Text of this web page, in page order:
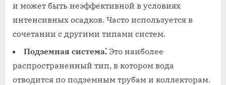
и может быть неэффективной в условиях
интенсивных осадков. Часто используется в
сочетании с другими типами систем.
Подземная система⁚ Это наиболее
распространенный тип, в котором вода
отводится по подземным трубам и коллекторам.